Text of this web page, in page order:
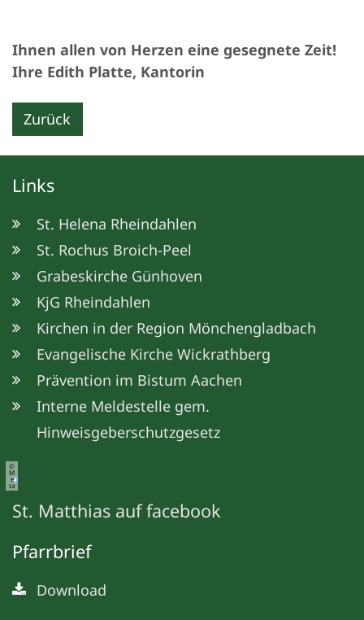
Ihnen allen von Herzen eine gesegnete Zeit!
Ihre Edith Platte, Kantorin
Zurück
Links
St. Helena Rheindahlen
St. Rochus Broich-Peel
Grabeskirche Günhoven
KjG Rheindahlen
Kirchen in der Region Mönchengladbach
Evangelische Kirche Wickrathberg
Prävention im Bistum Aachen
Interne Meldestelle gem.
Hinweisgeberschutzgesetz
©
M
e
ta
St. Matthias auf facebook
Pfarrbrief
Download